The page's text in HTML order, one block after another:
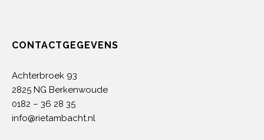
CONTACTGEGEVENS
Achterbroek 93
2825 NG Berkenwoude
0182 – 36 28 35
info@rietambacht.nl